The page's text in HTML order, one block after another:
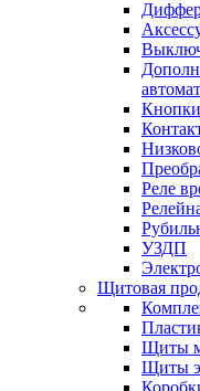
Кнопки
Реле
УЗДП
Щитовая
Щиты
Щиты